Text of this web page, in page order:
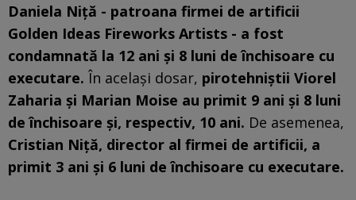
Daniela Niţă - patroana firmei de artificii
Golden Ideas Fireworks Artists - a fost
condamnată la 12 ani şi 8 luni de închisoare cu
executare. În acelaşi dosar, pirotehniştii Viorel
Zaharia şi Marian Moise au primit 9 ani şi 8 luni
de închisoare şi, respectiv, 10 ani. De asemenea,
Cristian Niţă, director al firmei de artificii, a
primit 3 ani şi 6 luni de închisoare cu executare.